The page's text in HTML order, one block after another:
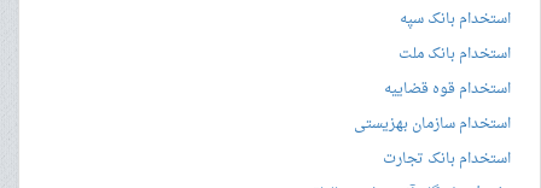
استخدام بانک سپه
استخدام بانک ملت
استخدام قوه قضاییه
استخدام سازمان بهزیستی
استخدام بانک تجارت